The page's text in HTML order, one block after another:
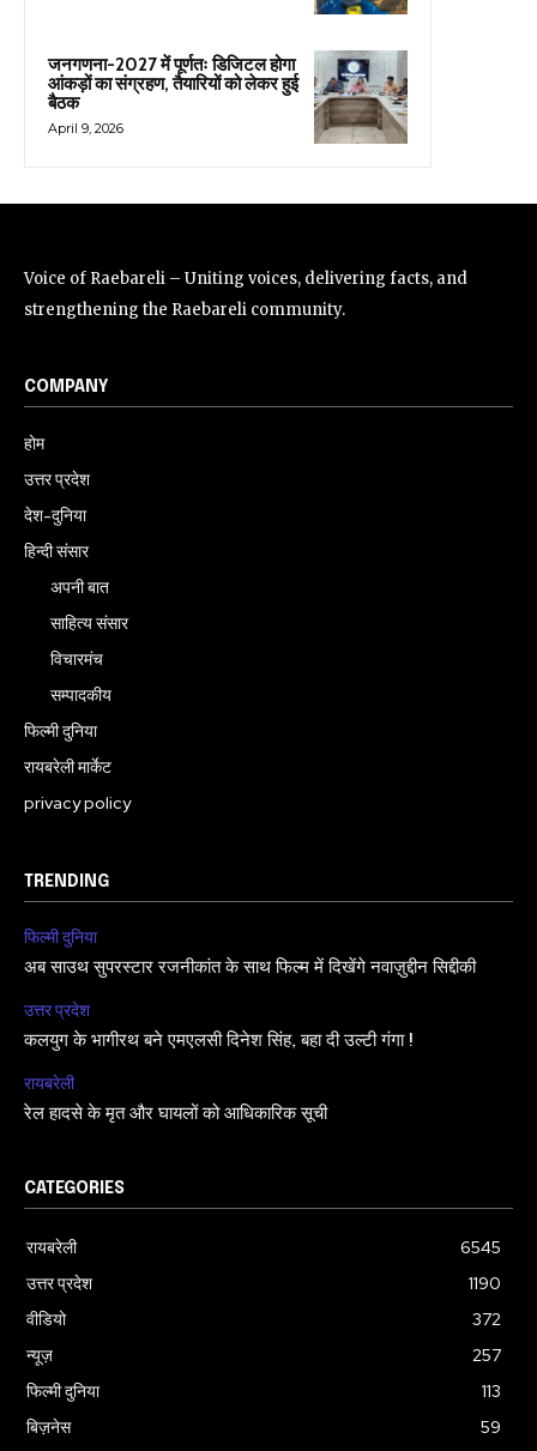
जनगणना-2027 में पूर्णतः डिजिटल होगा
आंकड़ों का संग्रहण, तैयारियों को लेकर हुई
बैठक
April 9, 2026
Voice of Raebareli – Uniting voices, delivering facts, and
strengthening the Raebareli community.
COMPANY
होम
उत्तर प्रदेश
देश-दुनिया
हिन्दी संसार
अपनी बात
साहित्य संसार
विचारमंच
सम्पादकीय
फिल्मी दुनिया
रायबरेली मार्केट
privacy policy
TRENDING
फिल्मी दुनिया
अब साउथ सुपरस्टार रजनीकांत के साथ फिल्म में दिखेंगे नवाज़ुद्दीन सिद्दीकी
उत्तर प्रदेश
कलयुग के भागीरथ बने एमएलसी दिनेश सिंह, बहा दी उल्टी गंगा !
रायबरेली
रेल हादसे के मृत और घायलों को आधिकारिक सूची
CATEGORIES
रायबरेली
6545
उत्तर प्रदेश
1190
वीडियो
372
न्यूज़
257
फिल्मी दुनिया
113
बिज़नेस
59